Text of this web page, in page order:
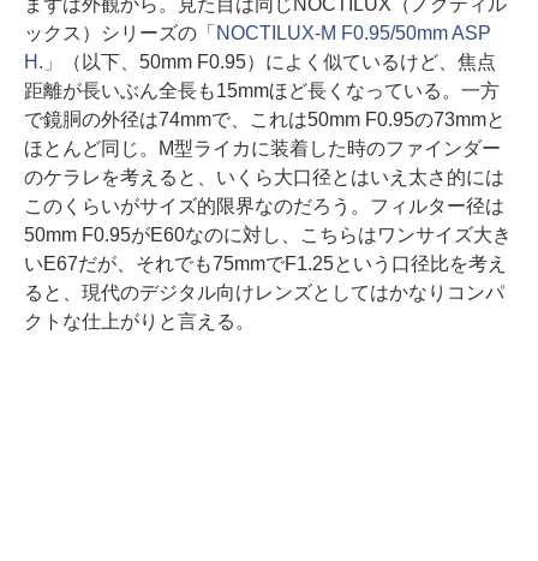
まずは外観から。見た目は同じNOCTILUX（ノクティル
ックス）シリーズの「NOCTILUX-M F0.95/50mm ASP
H.」
（以下、50mm F0.95）によく似ているけど、焦点
距離が長いぶん全長も15mmほど長くなっている。一方
で鏡胴の外径は74mmで、これは50mm F0.95の73mmと
ほとんど同じ。M型ライカに装着した時のファインダー
のケラレを考えると、いくら大口径とはいえ太さ的には
このくらいがサイズ的限界なのだろう。フィルター径は
50mm F0.95がE60なのに対し、こちらはワンサイズ大き
いE67だが、それでも75mmでF1.25という口径比を考え
ると、現代のデジタル向けレンズとしてはかなりコンパ
クトな仕上がりと言える。